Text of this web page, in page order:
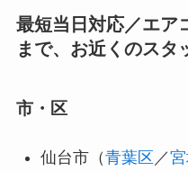
最短当日対応／エア
まで、お近くのスタ
市・区
仙台市（青葉区 ／